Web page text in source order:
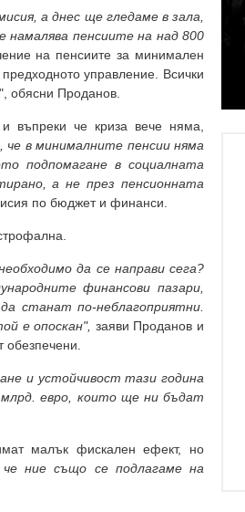
а днес ще гледаме в зала,
намалява пенсиите на над 800
на пенсиите за минимален
управление. Всички
обясни Проданов.
въпреки че криза вече няма,
че в минималните пенсии няма
подпомагане в социалната
а не през пенсионната
по бюджет и финанси.
да се направи сега?
финансови пазари,
станат по-неблагоприятни.
е опоскан", заяви Проданов и
и устойчивост тази година
евро, които ще ни бъдат
малък фискален ефект, но
ние също се подлагаме на